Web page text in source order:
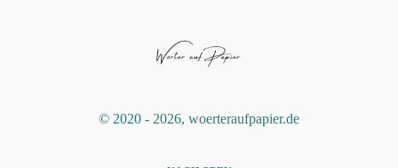
©️ 2020 - 2026, woerteraufpapier.de